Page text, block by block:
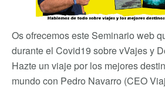
Os ofrecemos este Seminario web
durante el Covid19 sobre vVajes y
Hazte un viaje por los mejores
mundo con Pedro Navarro (CEO